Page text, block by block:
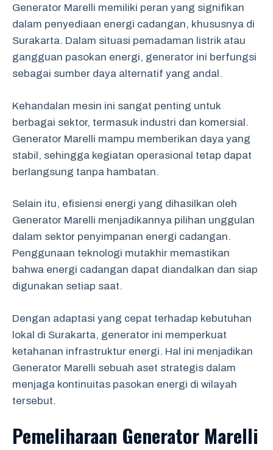
Generator Marelli memiliki peran yang signifikan
dalam penyediaan energi cadangan, khususnya di
Surakarta. Dalam situasi pemadaman listrik atau
gangguan pasokan energi, generator ini berfungsi
sebagai sumber daya alternatif yang andal.
Kehandalan mesin ini sangat penting untuk
berbagai sektor, termasuk industri dan komersial.
Generator Marelli mampu memberikan daya yang
stabil, sehingga kegiatan operasional tetap dapat
berlangsung tanpa hambatan.
Selain itu, efisiensi energi yang dihasilkan oleh
Generator Marelli menjadikannya pilihan unggulan
dalam sektor penyimpanan energi cadangan.
Penggunaan teknologi mutakhir memastikan
bahwa energi cadangan dapat diandalkan dan siap
digunakan setiap saat.
Dengan adaptasi yang cepat terhadap kebutuhan
lokal di Surakarta, generator ini memperkuat
ketahanan infrastruktur energi. Hal ini menjadikan
Generator Marelli sebuah aset strategis dalam
menjaga kontinuitas pasokan energi di wilayah
tersebut.
Pemeliharaan Generator Marelli